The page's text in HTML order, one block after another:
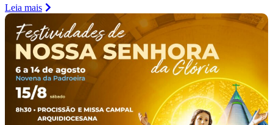
Leia mais